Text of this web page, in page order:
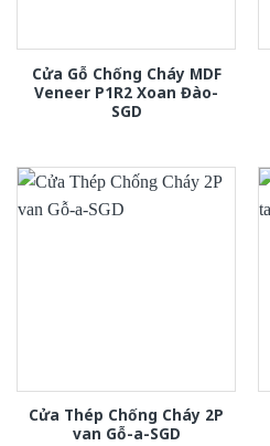
Cửa Gỗ Chống Cháy MDF
Veneer P1R2 Xoan Đào-
SGD
Cửa Thép Chống Cháy 2P
van Gỗ-a-SGD